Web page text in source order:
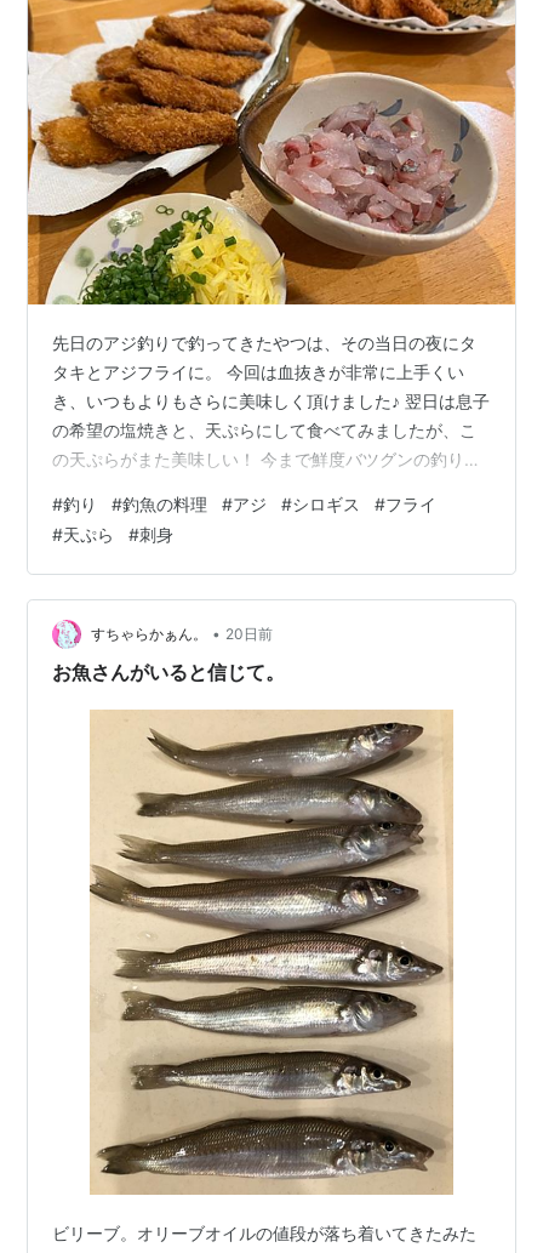
先日のアジ釣りで釣ってきたやつは、その当日の夜にタ
タキとアジフライに。 今回は血抜きが非常に上手くい
き、いつもよりもさらに美味しく頂けました♪ 翌日は息子
の希望の塩焼きと、天ぷらにして食べてみましたが、こ
の天ぷらがまた美味しい！ 今まで鮮度バツグンの釣りア
もヤバいですね。 ちなみに天ぷらは冷凍保存してあった
シロギスとの2種盛りで。 こういう美味しい魚たちは家
族に喜ばれるのでいいですね！
#釣り #釣魚の料理 #アジ #シロギス #フライ
#天ぷら #刺身
すちゃらかぁん。 • 20日前
お魚さんがいると信じて。
ビリーブ。オリーブオイルの値段が落ち着いてきたみた